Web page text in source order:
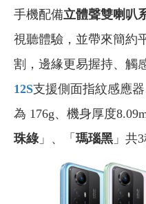
手機配備立體聲雙喇叭
視聽體驗，並帶來簡約
割，邊緣更易握持、觸
12S支援側面指紋感應
為 176g、機身厚度
珠綠」、「 瑪瑙黑 」共